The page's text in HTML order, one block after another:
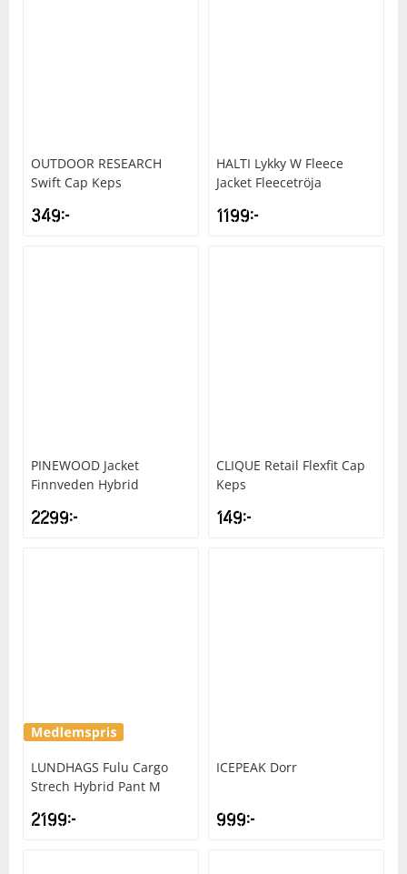
OUTDOOR RESEARCH
Swift Cap Keps
349kr
HALTI Lykky W Fleece
Jacket Fleecetröja
1199kr
PINEWOOD Jacket
Finnveden Hybrid
2299kr
CLIQUE Retail Flexfit Cap
Keps
149kr
LUNDHAGS Fulu Cargo
Strech Hybrid Pant M
2199kr
ICEPEAK Dorr
999kr